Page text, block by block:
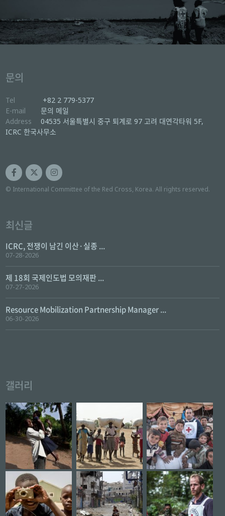
문의
Tel
+82 2 779-5377
E-mail
문의 메일
Address
04535 서울특별시 중구 퇴계로 97 고려 대연각타워 5F,
ICRC 한국사무소
© International Committee of the Red Cross, Korea. All rights reserved.
최신글
ICRC, 전쟁이 남긴 이산·실종 ...
07-28-2026
제 18회 국제인도법 모의재판 ...
07-27-2026
Resource Mobilization Partnership Manager ...
06-30-2026
갤러리